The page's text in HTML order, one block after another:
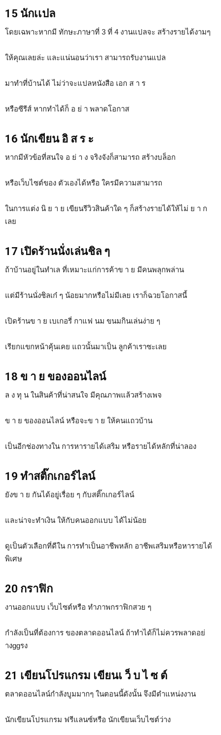
15 นักเเปล
โดยเฉพาะหากมี ทักษะภาษาที่ 3 ที่ 4 งานแปลจะ สร้างรายได้งามๆ
ให้คุณเลยล่ะ และแน่นอนว่าเรา สามารถรับงานแปล
มาทำที่บ้านได้ ไม่ว่าจะแปลหนังสือ เอก ส า ร
หรือซีรีส์ หากทำได้ก็ อ ย่ า พลาดโอกาส
16 นักเขียน อิ ส ร ะ
หากมีหัวข้อที่สนใจ อ ย่ า ง จริงจังก็สามารถ สร้างบล็อก
หรือเว็บไซต์ของ ตัวเองได้หรือ ใครมีความสามารถ
ในการแต่ง นิ ย า ย เขียนรีวิวสินค้าใด ๆ ก็สร้างรายได้ให้ไม่ ย า ก
เลย
17 เปิดร้านนั่งเล่นชิล ๆ
ถ้าบ้านอยู่ในทำเล ที่เหมาะแก่การค้าข า ย มีคนพลุกพล่าน
แต่มีร้านนั่งชิลเก๋ ๆ น้อยมากหรือไม่มีเลย เราก็ฉวยโอกาสนี้
เปิดร้านข า ย เบเกอรี่ กาแฟ นม ขนมกินเล่นง่าย ๆ
เรียกแขกหน้าคุ้นเคย แถวนั้นมาเป็น ลูกค้าเราซะเลย
18 ข า ย ของออนไลน์
ล ง ทุ น ในสินค้าที่น่าสนใจ มีคุณภาพแล้วสร้างเพจ
ข า ย ของออนไลน์ หรือจะข า ย ให้คนแถวบ้าน
เป็นอีกช่องทางใน การหารายได้เสริม หรือรายได้หลักที่น่าลอง
19 ทำสติ๊กเกอร์ไลน์
ยังข า ย กันได้อยู่เรื่อย ๆ กับสติ๊กเกอร์ไลน์
และน่าจะทำเงิน ให้กับคนออกแบบ ได้ไม่น้อย
ดูเป็นตัวเลือกที่ดีใน การทำเป็นอาชีพหลัก อาชีพเสริมหรือหารายได้
พิเศษ
20 กราฟิก
งานออกแบบ เว็บไซต์หรือ ทำภาพกราฟิกสวย ๆ
กำลังเป็นที่ต้องการ ของตลาดออนไลน์ ถ้าทำได้ก็ไม่ควรพลาดอย่
างggรง
21 เขียนโปรแกรม เขียนเ ว็ บ ไ ซ ต์
ตลาดออนไลน์กำลังบูมมากๆ ในตอนนี้ดังนั้น จึงมีตำแหน่งงาน
นักเขียนโปรแกรม ฟรีแลนซ์หรือ นักเขียนเว็บไซต์ว่าง